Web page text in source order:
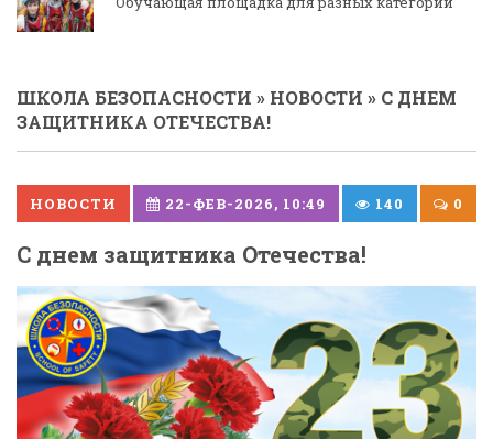
ШКОЛА БЕЗОПАСНОСТИ » НОВОСТИ » С ДНЕМ
ЗАЩИТНИКА ОТЕЧЕСТВА!
НОВОСТИ 22-ФЕВ-2026, 10:49 140 0
С днем защитника Отечества!